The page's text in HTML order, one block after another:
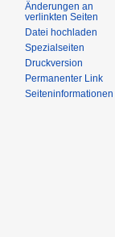
Änderungen an
verlinkten Seiten
Datei hochladen
Spezialseiten
Druckversion
Permanenter Link
Seiteninformationen